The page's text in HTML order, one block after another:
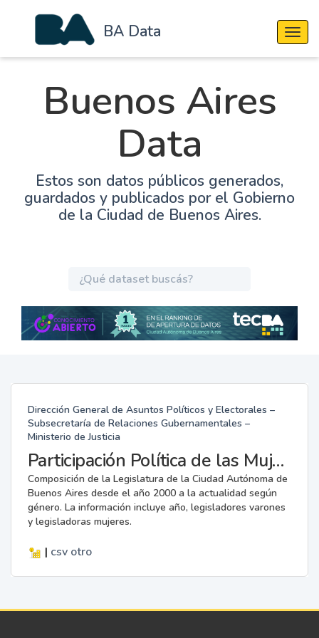
BA Data
Buenos Aires
Data
Estos son datos públicos generados,
guardados y publicados por el Gobierno
de la Ciudad de Buenos Aires.
Dirección General de Asuntos Políticos y Electorales –
Subsecretaría de Relaciones Gubernamentales –
Ministerio de Justicia
Participación Política de las Mujeres en la Legislatura
Composición de la Legislatura de la Ciudad Autónoma de
Buenos Aires desde el año 2000 a la actualidad según
género. La información incluye año, legisladores varones
y legisladoras mujeres.
| csv otro